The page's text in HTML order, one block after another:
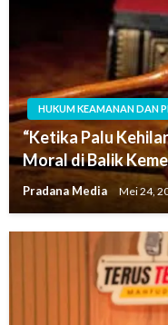
HUKUM KEAMANAN DAN
“Ketika Palu
Moral di Balik
Pradana Media Mei 24,